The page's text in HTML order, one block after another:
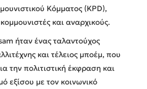
Κόμματος (KPD),
και αναρχικούς.
ήταν ένας ταλαντούχος
και τέλειος μποέμ, που
την πολιτιστική έκφραση και
εξίσου με τον κοινωνικό